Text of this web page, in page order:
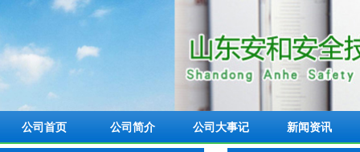
公司首页 公司简介 公司大事记 新闻资讯